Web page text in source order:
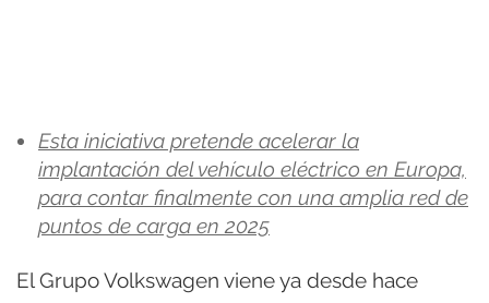
Esta iniciativa pretende acelerar la
implantación del vehículo eléctrico en Europa,
para contar finalmente con una amplia red de
puntos de carga en 2025
El Grupo Volkswagen viene ya desde hace